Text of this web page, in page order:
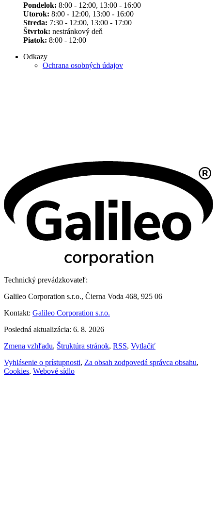
Pondelok: 8:00 - 12:00, 13:00 - 16:00
Utorok: 8:00 - 12:00, 13:00 - 16:00
Streda: 7:30 - 12:00, 13:00 - 17:00
Štvrtok: nestránkový deň
Piatok: 8:00 - 12:00
Odkazy
Ochrana osobných údajov
Technický prevádzkovateľ:
Galileo Corporation s.r.o., Čierna Voda 468, 925 06
Kontakt: Galileo Corporation s.r.o.
Posledná aktualizácia: 6. 8. 2026
Zmena vzhľadu, Štruktúra stránok, RSS, Vytlačiť
Vyhlásenie o prístupnosti, Za obsah zodpovedá správca obsahu,
Cookies, Webové sídlo